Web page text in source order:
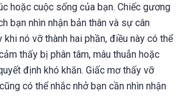
hoặc cuộc sống của bạn. Chiếc gương
bạn nhìn nhận bản thân và sự cân
nó vỡ thành hai phần, điều này có thể
thấy bị phân tâm, mâu thuẫn hoặc
định khó khăn. Giấc mơ thấy vỡ
có thể nhắc nhở bạn cần nhìn nhận